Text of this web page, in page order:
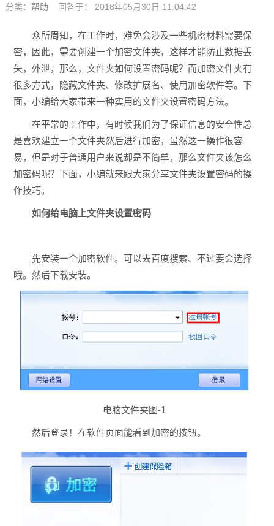
分类： 帮助 回答于： 2018年05月30日 11:04:42
众所周知，在工作时，难免会涉及一些机密材料需要保
密，因此，需要创建一个加密文件夹，这样才能防止数据丢
失，外泄，那么，文件夹如何设置密码呢？而加密文件夹有
很多方式，隐藏文件夹、修改扩展名、使用加密软件等。下
面，小编给大家带来一种实用的文件夹设置密码方法。
在平常的工作中，有时候我们为了保证信息的安全性总
是喜欢建立一个文件夹然后进行加密，虽然这一操作很容
易，但是对于普通用户来说却是不简单，那么文件夹该怎么
加密码呢？下面，小编就来跟大家分享文件夹设置密码的操
作技巧。
如何给电脑上文件夹设置密码
先安装一个加密软件。可以去百度搜索、不过要会选择
哦。然后下载安装。
电脑文件夹图-1
然后登录！在软件页面能看到加密的按钮。